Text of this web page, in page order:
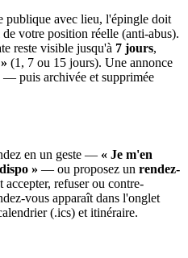
publique avec lieu, l'épingle doit
de votre position réelle (anti-abus).
reste visible jusqu'à 7 jours,
(1, 7 ou 15 jours). Une annonce
— puis archivée et supprimée
en un geste — « Je m'en
» — ou proposez un rendez-
refuser ou contre-
vous apparaît dans l'onglet
(.ics) et itinéraire.